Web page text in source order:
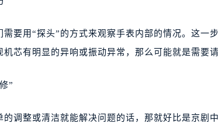
需要用“探头”的方式来观察手表内部的情况。这一
机芯有明显的异响或振动异常，那么可能就是需要
”
的调整或清洁就能解决问题的话，那就好比是京剧